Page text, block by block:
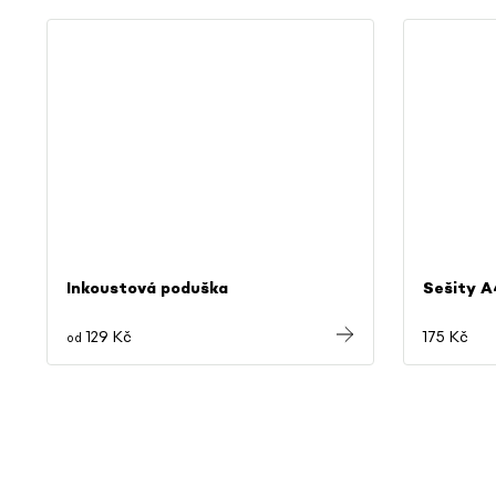
Inkoustová poduška
od 129 Kč
Sešity
175 Kč